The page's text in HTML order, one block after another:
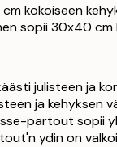
kokoiseen
sopii 30x40 cm
julisteen ja
ja kehyksen
partout sopii
ydin on